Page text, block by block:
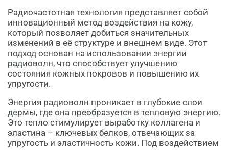
Радиочастотная технология представляет собой
инновационный метод воздействия на кожу,
который позволяет добиться значительных
изменений в её структуре и внешнем виде. Этот
подход основан на использовании энергии
радиоволн, что способствует улучшению
состояния кожных покровов и повышению их
упругости.
Энергия радиоволн проникает в глубокие слои
дермы, где она преобразуется в тепловую энергию.
Это тепло стимулирует выработку коллагена и
эластина – ключевых белков, отвечающих за
упругость и эластичность кожи. Под воздействием